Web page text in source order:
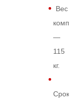
Вес
—
115
кг.
Срок